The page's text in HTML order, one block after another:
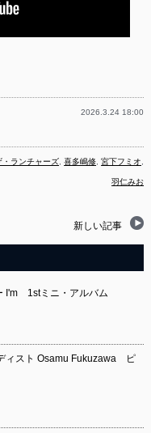
2026.3.24 18:00
・ランチャーズ,喜多嶋修,宮下フミオ,
羽仁みお
新しい記事
I'm 1stミニ・アルバム
ィスト Osamu Fukuzawa ピ